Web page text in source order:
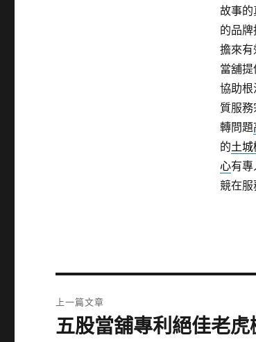
故事
的品
擔來
當舖
協助根
質服務
轉問題
的土
心有專
競在
章
上一篇文章
上
五股當舖專利絕佳老